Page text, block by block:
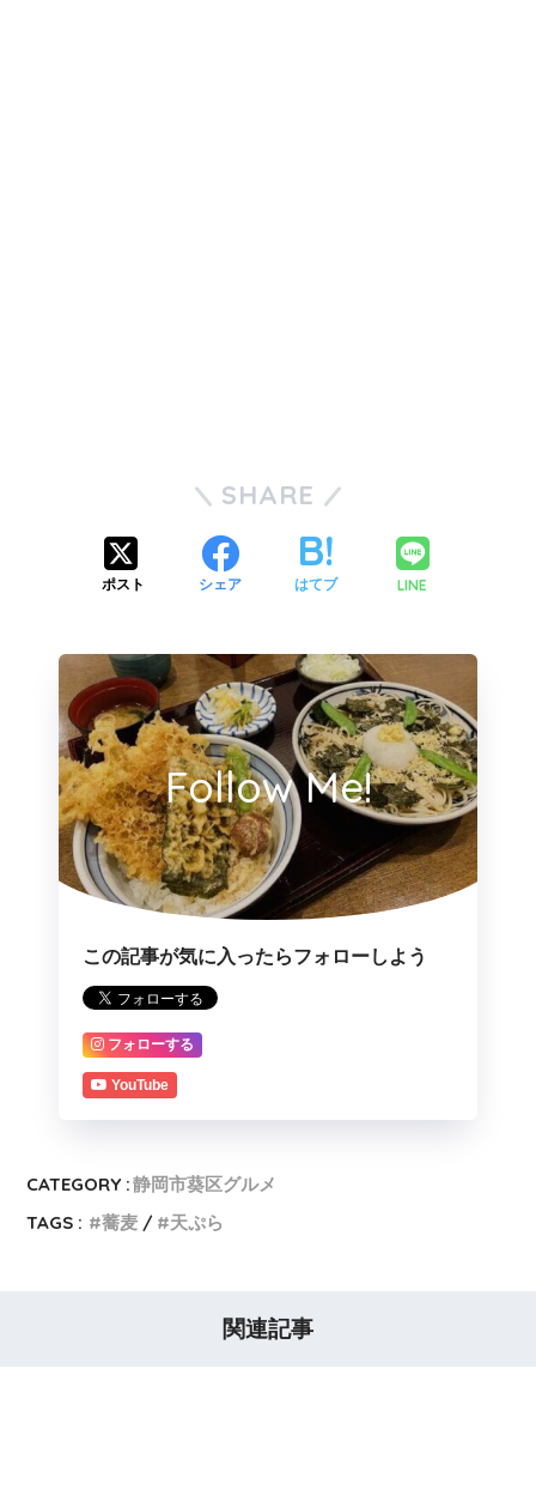
SHARE
ポスト シェア はてブ LINE
Follow Me!
この記事が気に入ったらフォローしよう
フォローする
YouTube
CATEGORY :静岡市葵区グルメ
TAGS :
蕎麦 天ぷら
関連記事